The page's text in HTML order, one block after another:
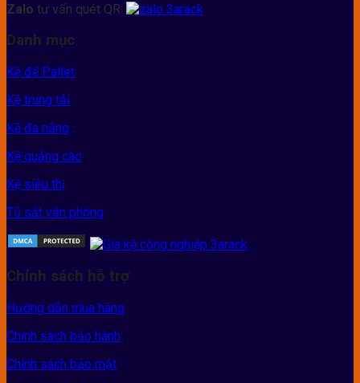
Zalo tư vấn quét QR:
Danh mục
Kệ để Pallet
Kệ trung tải
Kệ đa năng
Kệ quảng cáo
Kệ siêu thị
Tủ sắt văn phòng
Chính sách hỗ trợ
Hướng dẫn mua hàng
Chính sách bảo hành
Chính sách bảo mật